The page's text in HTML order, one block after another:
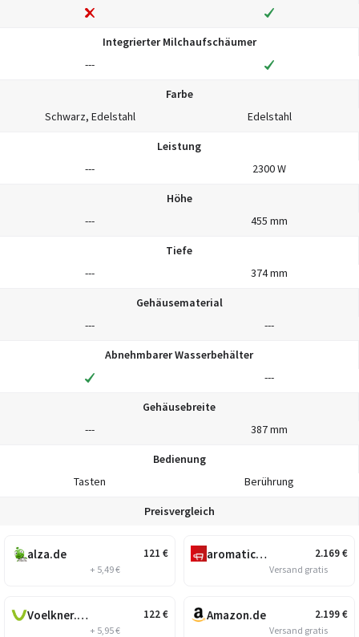
Integrierter Milchaufschäumer
---
Farbe
Schwarz, Edelstahl
Edelstahl
Leistung
---
2300 W
Höhe
---
455 mm
Tiefe
---
374 mm
Gehäusematerial
---
---
Abnehmbarer Wasserbehälter
---
Gehäusebreite
---
387 mm
Bedienung
Tasten
Berührung
Preisvergleich
121 €
alza.de
+ 5,49 €
122€
Voelkner.de
+ 5,95 €
2.169€
aromatico.de
Versand gratis
2.199€
Amazon.de
Versand gratis